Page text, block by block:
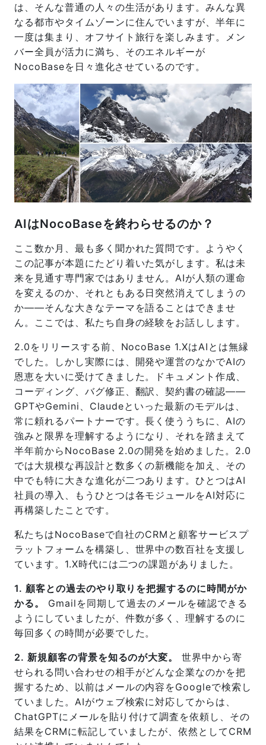
は、そんな普通の人々の生活があります。みんな異
なる都市やタイムゾーンに住んでいますが、半年に
一度は集まり、オフサイト旅行を楽しみます。メン
バー全員が活力に満ち、そのエネルギーが
NocoBaseを日々進化させているのです。
AIはNocoBaseを終わらせるのか？
ここ数か月、最も多く聞かれた質問です。ようやく
この記事が本題にたどり着いた気がします。私は未
来を見通す専門家ではありません。AIが人類の運命
を変えるのか、それともある日突然消えてしまうの
か——そんな大きなテーマを語ることはできませ
ん。ここでは、私たち自身の経験をお話しします。
2.0をリリースする前、NocoBase 1.XはAIとは無縁
でした。しかし実際には、開発や運営のなかでAIの
恩恵を大いに受けてきました。ドキュメント作成、
コーディング、バグ修正、翻訳、契約書の確認——
GPTやGemini、Claudeといった最新のモデルは、
常に頼れるパートナーです。長く使ううちに、AIの
強みと限界を理解するようになり、それを踏まえて
半年前からNocoBase 2.0の開発を始めました。2.0
では大規模な再設計と数多くの新機能を加え、その
中でも特に大きな進化が二つあります。ひとつはAI
社員の導入、もうひとつは各モジュールをAI対応に
再構築したことです。
私たちはNocoBaseで自社のCRMと顧客サービスプ
ラットフォームを構築し、世界中の数百社を支援し
ています。1.X時代には二つの課題がありました。
1. 顧客との過去のやり取りを把握するのに時間がか
かる。
Gmailを同期して過去のメールを確認できる
ようにしていましたが、件数が多く、理解するのに
毎回多くの時間が必要でした。
2. 新規顧客の背景を知るのが大変。
世界中から寄
せられる問い合わせの相手がどんな企業なのかを把
握するため、以前はメールの内容をGoogleで検索し
ていました。AIがウェブ検索に対応してからは、
ChatGPTにメールを貼り付けて調査を依頼し、その
結果をCRMに転記していましたが、依然としてCRM